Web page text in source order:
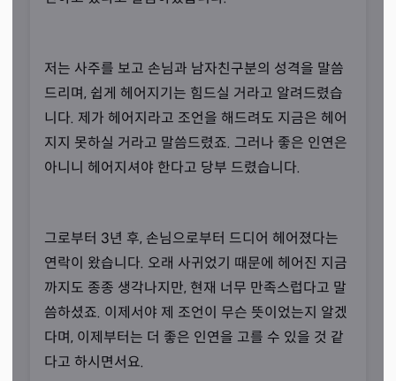
감정을 잘 읽어드리는 상담
“말씀하시지 않아도 알 수 있습니다.”
선생님께서는 손님의 감정을 잘 읽을 수 있다고 자신하셨습
설명하시면서요.
저는 사주를 보고 손님과 남자친구분의 성격을 말씀
드리며, 쉽게 헤어지기는 힘드실 거라고 알려드렸습
니다. 제가 헤어지라고 조언을 해드려도 지금은 헤어
지지 못하실 거라고 말씀드렸죠. 그러나 좋은 인연은
아니니 헤어지셔야 한다고 당부 드렸습니다.
그로부터 3년 후, 손님으로부터 드디어 헤어졌다는
연락이 왔습니다. 오래 사귀었기 때문에 헤어진 지금
까지도 종종 생각나지만, 현재 너무 만족스럽다고 말
씀하셨죠. 이제서야 제 조언이 무슨 뜻이었는지 알겠
다며, 이제부터는 더 좋은 인연을 고를 수 있을 것 같
다고 하시면서요.